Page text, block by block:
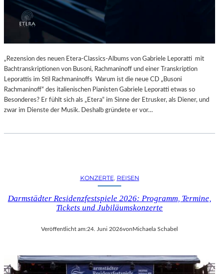
„Rezension des neuen Etera-Classics-Albums von Gabriele Leporatti mit
Bachtranskriptionen von Busoni, Rachmaninoff und einer Transkription
Leporattis im Stil Rachmaninoffs Warum ist die neue CD „Busoni
Rachmaninoff“ des italienischen Pianisten Gabriele Leporatti etwas so
Besonderes? Er fühlt sich als „Etera“ im Sinne der Etrusker, als Diener, und
zwar im Dienste der Musik. Deshalb gründete er vor…
KONZERTE, REISEN
Darmstädter Residenzfestspiele 2026: Programm, Termine,
Tickets und Jubiläumskonzerte
Veröffentlicht am:24. Juni 2026vonMichaela Schabel